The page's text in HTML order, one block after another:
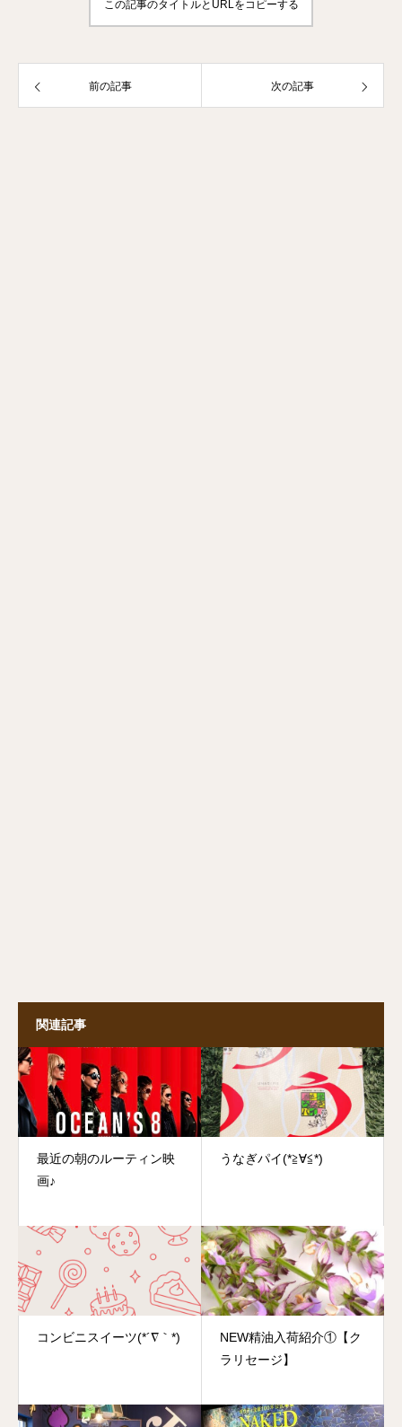
この記事のタイトルとURLをコピーする
前の記事 次の記事
関連記事
最近の朝のルーティン映
画♪
うなぎパイ(*≧∀≦*)
コンビニスイーツ(*´∇｀*)
NEW精油入荷紹介①【ク
ラリセージ】